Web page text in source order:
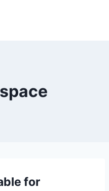
for